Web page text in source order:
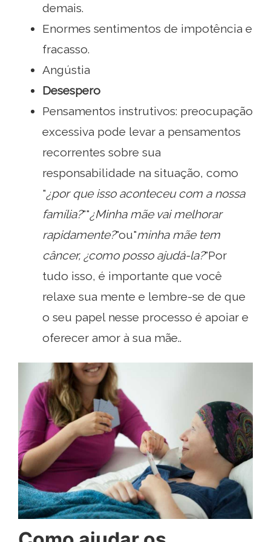
demais.
Enormes sentimentos de impotência e
fracasso.
Angústia
Desespero
Pensamentos instrutivos: preocupação
excessiva pode levar a pensamentos
recorrentes sobre sua
responsabilidade na situação, como
"¿por que isso aconteceu com a nossa
família?""¿Minha mãe vai melhorar
rapidamente?"ou"minha mãe tem
câncer, ¿como posso ajudá-la?"Por
tudo isso, é importante que você
relaxe sua mente e lembre-se de que
o seu papel nesse processo é apoiar e
oferecer amor à sua mãe..